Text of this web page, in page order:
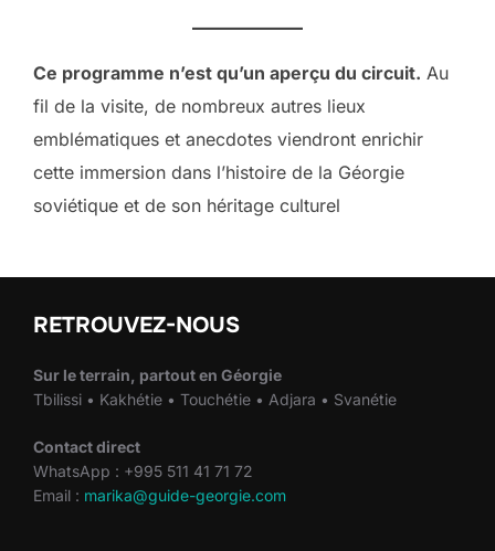
Ce programme n’est qu’un aperçu du circuit. Au
fil de la visite, de nombreux autres lieux
emblématiques et anecdotes viendront enrichir
cette immersion dans l’histoire de la Géorgie
soviétique et de son héritage culturel
RETROUVEZ-NOUS
Sur le terrain, partout en Géorgie
Tbilissi • Kakhétie • Touchétie • Adjara • Svanétie
Contact direct
WhatsApp : +995 511 41 71 72
Email : marika@guide-georgie.com